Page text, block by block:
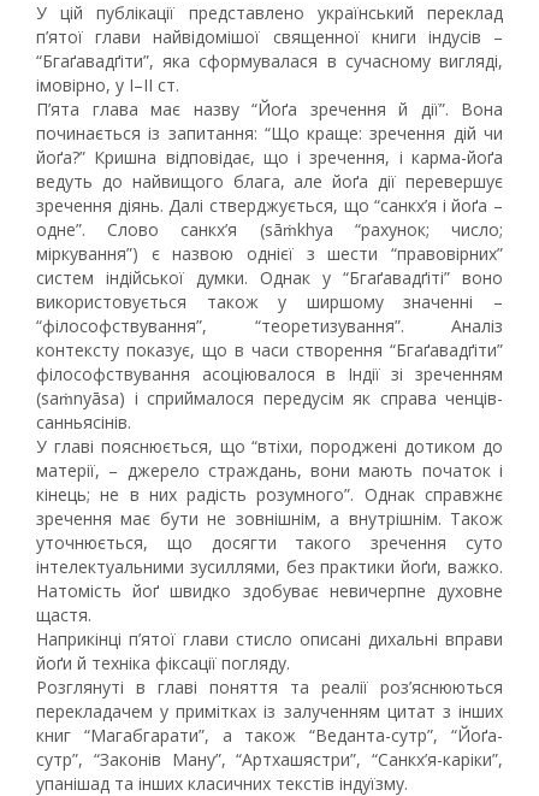
У цій публікації представлено український переклад
п’ятої глави найвідомішої священної книги індусів –
“Бгаґавадґіти”, яка сформувалася в сучасному вигляді,
імовірно, у I–II ст.
П’ята глава має назву “Йоґа зречення й дії”. Вона
починається із запитання: “Що краще: зречення дій чи
йоґа?” Кришна відповідає, що і зречення, і карма-йоґа
ведуть до найвищого блага, але йоґа дії перевершує
зречення діянь. Далі стверджується, що “санкх’я і йоґа –
одне”. Слово санкх’я (sāṁkhya “рахунок; число;
міркування”) є назвою однієї з шести “правовірних”
систем індійської думки. Однак у “Бгаґавадґіті” воно
використовується також у ширшому значенні –
“філософствування”, “теоретизування”. Аналіз
контексту показує, що в часи створення “Бгаґавадґіти”
філософствування асоціювалося в Індії зі зреченням
(saṁnyāsa) і сприймалося передусім як справа ченців-
санньясінів.
У главі пояснюється, що “втіхи, породжені дотиком до
матерії, – джерело страждань, вони мають початок і
кінець; не в них радість розумного”. Однак справжнє
зречення має бути не зовнішнім, а внутрішнім. Також
уточнюється, що досягти такого зречення суто
інтелектуальними зусиллями, без практики йоґи, важко.
Натомість йоґ швидко здобуває невичерпне духовне
щастя.
Наприкінці п’ятої глави стисло описані дихальні вправи
йоґи й техніка фіксації погляду.
Розглянуті в главі поняття та реалії роз’яснюються
перекладачем у примітках із залученням цитат з інших
книг “Магабгарати”, а також “Веданта-сутр”, “Йоґа-
сутр”, “Законів Ману”, “Артхашястри”, “Санкх’я-каріки”,
упанішад та інших класичних текстів індуїзму.